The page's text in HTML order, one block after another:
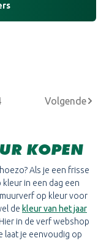
KOPEN
Als je een frisse
in een dag een
op kleur voor
de kleur van het jaar
in de verf webshop
laat je eenvoudig op